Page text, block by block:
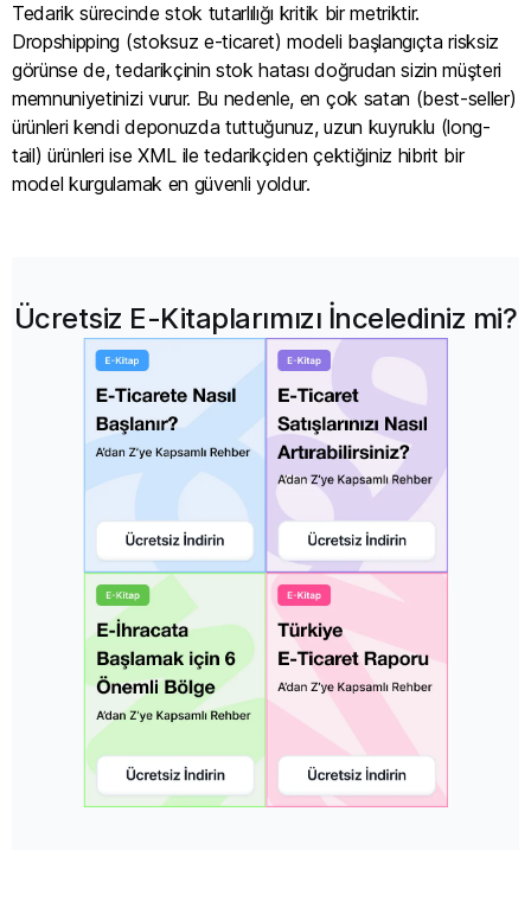
Tedarik sürecinde stok tutarlılığı kritik bir metriktir.
Dropshipping (stoksuz e-ticaret) modeli başlangıçta risksiz
görünse de, tedarikçinin stok hatası doğrudan sizin müşteri
memnuniyetinizi vurur. Bu nedenle, en çok satan (best-seller)
ürünleri kendi deponuzda tuttuğunuz, uzun kuyruklu (long-
tail) ürünleri ise XML ile tedarikçiden çektiğiniz hibrit bir
model kurgulamak en güvenli yoldur.
Ücretsiz E-Kitaplarımızı İncelediniz mi?